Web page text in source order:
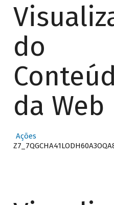
do
da Web
Ações